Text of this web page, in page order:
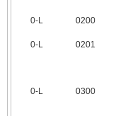
0‑L 0200
0‑L 0201
0‑L 0300